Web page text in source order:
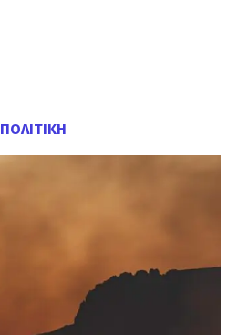
ΠΟΛΙΤΙΚΗ